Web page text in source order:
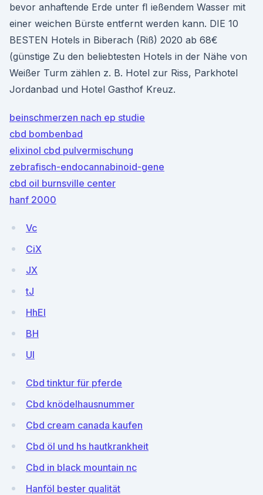
bevor anhaftende Erde unter ﬂ ießendem Wasser mit
einer weichen Bürste entfernt werden kann. DIE 10
BESTEN Hotels in Biberach (Riß) 2020 ab 68€
(günstige Zu den beliebtesten Hotels in der Nähe von
Weißer Turm zählen z. B. Hotel zur Riss, Parkhotel
Jordanbad und Hotel Gasthof Kreuz.
beinschmerzen nach ep studie
cbd bombenbad
elixinol cbd pulvermischung
zebrafisch-endocannabinoid-gene
cbd oil burnsville center
hanf 2000
Vc
CiX
JX
tJ
HhEl
BH
UI
Cbd tinktur für pferde
Cbd knödelhausnummer
Cbd cream canada kaufen
Cbd öl und hs hautkrankheit
Cbd in black mountain nc
Hanföl bester qualität